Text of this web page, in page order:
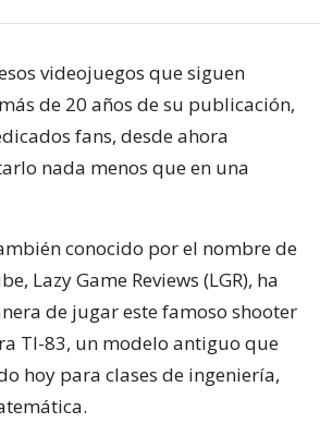
videojuegos que siguen
de 20 años de su publicación,
fans, desde ahora
nada menos que en una
conocido por el nombre de
Lazy Game Reviews (LGR), ha
de jugar este famoso shooter
TI-83, un modelo antiguo que
hoy para clases de ingeniería,